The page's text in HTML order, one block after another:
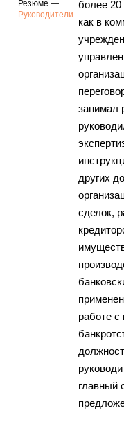
Резюме —
Руководители
более
как в
занимал
других
сделок,
работе с
главный